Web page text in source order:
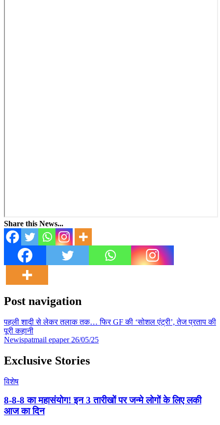
Share this News...
Post navigation
पहली शादी से लेकर तलाक तक… फिर GF की ‘सोशल एंट्री’, तेज प्रताप की
पूरी कहानी
Newispatmail epaper 26/05/25
Exclusive Stories
विशेष
8-8-8 का महासंयोग! इन 3 तारीखों पर जन्मे लोगों के लिए लकी
आज का दिन